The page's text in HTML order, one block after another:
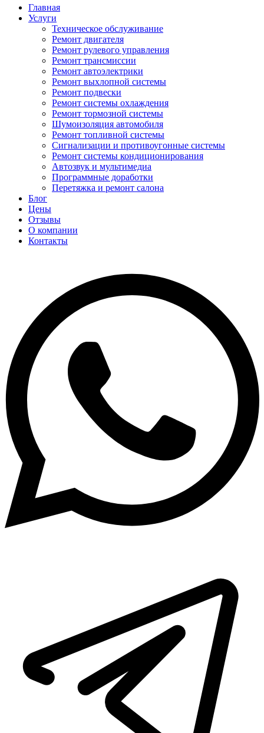
Главная
Услуги
Техническое обслуживание
Ремонт двигателя
Ремонт рулевого управления
Ремонт трансмиссии
Ремонт автоэлектрики
Ремонт выхлопной системы
Ремонт подвески
Ремонт системы охлаждения
Ремонт тормозной системы
Шумоизоляция автомобиля
Ремонт топливной системы
Сигнализации и противоугонные системы
Ремонт системы кондиционирования
Автозвук и мультимедиа
Программные доработки
Перетяжка и ремонт салона
Блог
Цены
Отзывы
О компании
Контакты